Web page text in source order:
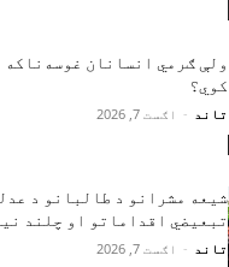
ولې ګرمي انسانان غوسه‌ناکه
کوي؟
تاند - اګست 7, 2026
شیعه مشرانو د طالبانو د
تبعیضي اقداماتو او چلند
تاند - اګست 7, 2026